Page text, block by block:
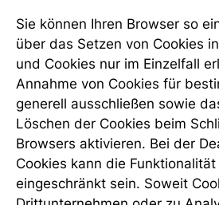
Sie können Ihren Browser so
über das Setzen von Cookies
und Cookies nur im Einzelfall
Annahme von Cookies für
generell ausschließen sowie
Löschen der Cookies beim
Browsers aktivieren. Bei der
Cookies kann die
eingeschränkt sein. Soweit